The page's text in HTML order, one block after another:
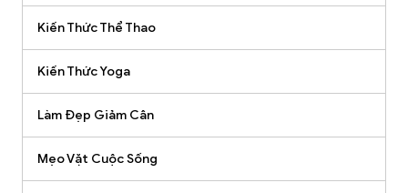
Kiến Thức Thể Thao
Kiến Thức Yoga
Làm Đẹp Giảm Cân
Mẹo Vặt Cuộc Sống